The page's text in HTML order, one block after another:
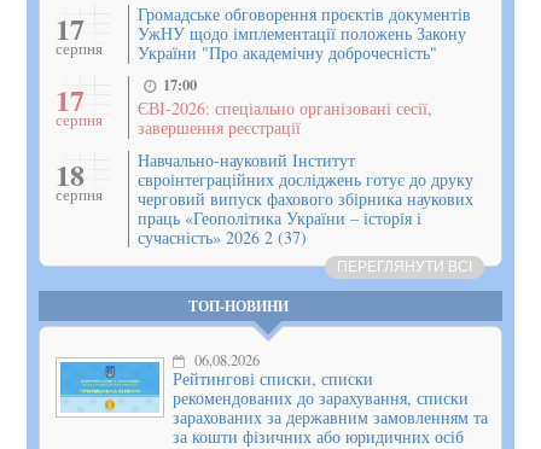
17
серпня
Громадське обговорення проєктів документів
УжНУ щодо імплементації положень Закону
України "Про академічну доброчесність"
17
серпня
17:00
ЄВІ-2026: спеціально організовані сесії,
завершення реєстрації
18
серпня
Навчально-науковий Інститут
євроінтеграційних досліджень готує до друку
черговий випуск фахового збірника наукових
праць «Геополітика України – історія і
сучасність» 2026 2 (37)
ПЕРЕГЛЯНУТИ ВСІ
ТОП-НОВИНИ
06.08.2026
Рейтингові списки, списки
рекомендованих до зарахування, списки
зарахованих за державним замовленням та
за кошти фізичних або юридичних осіб